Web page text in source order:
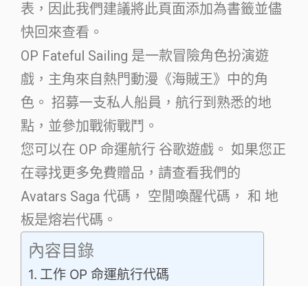
表，因此我們建議將此頁面添加為書籤並儘
快回來查看。
OP Fateful Sailing 是一款冒險角色扮演遊
戲，主角來自熱門動漫《海賊王》中的角
色。 招募一支私人船員，航行到熟悉的地
點，並參加戰術戰鬥。
您可以在 OP 命運航行 谷歌遊戲。 如果您正
在尋找更多免費贈品，請查看我們的
Avatars Saga 代碼， 空閒喚醒代碼， 和 地
板是熔岩代碼。
內容目錄
工作 OP 命運航行代碼